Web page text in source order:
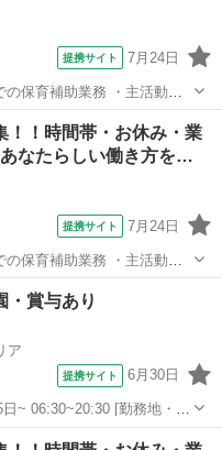
提携サイト 7月24日
保育補助業務 ・主活動の
給食、おやつ等の介助 ・午
！！時間帯・お休み・業
なたらしい働き方を…
提携サイト 7月24日
保育補助業務 ・主活動の
給食、おやつ等の介助 ・午
・賞与あり
ア
提携サイト 6月30日
祉法人ゆずの木 キッド・ス